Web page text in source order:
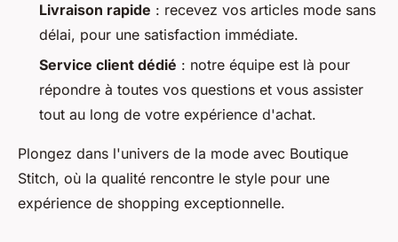
Livraison rapide : recevez vos articles mode sans
délai, pour une satisfaction immédiate.
Service client dédié : notre équipe est là pour
répondre à toutes vos questions et vous assister
tout au long de votre expérience d'achat.
Plongez dans l'univers de la mode avec Boutique
Stitch, où la qualité rencontre le style pour une
expérience de shopping exceptionnelle.